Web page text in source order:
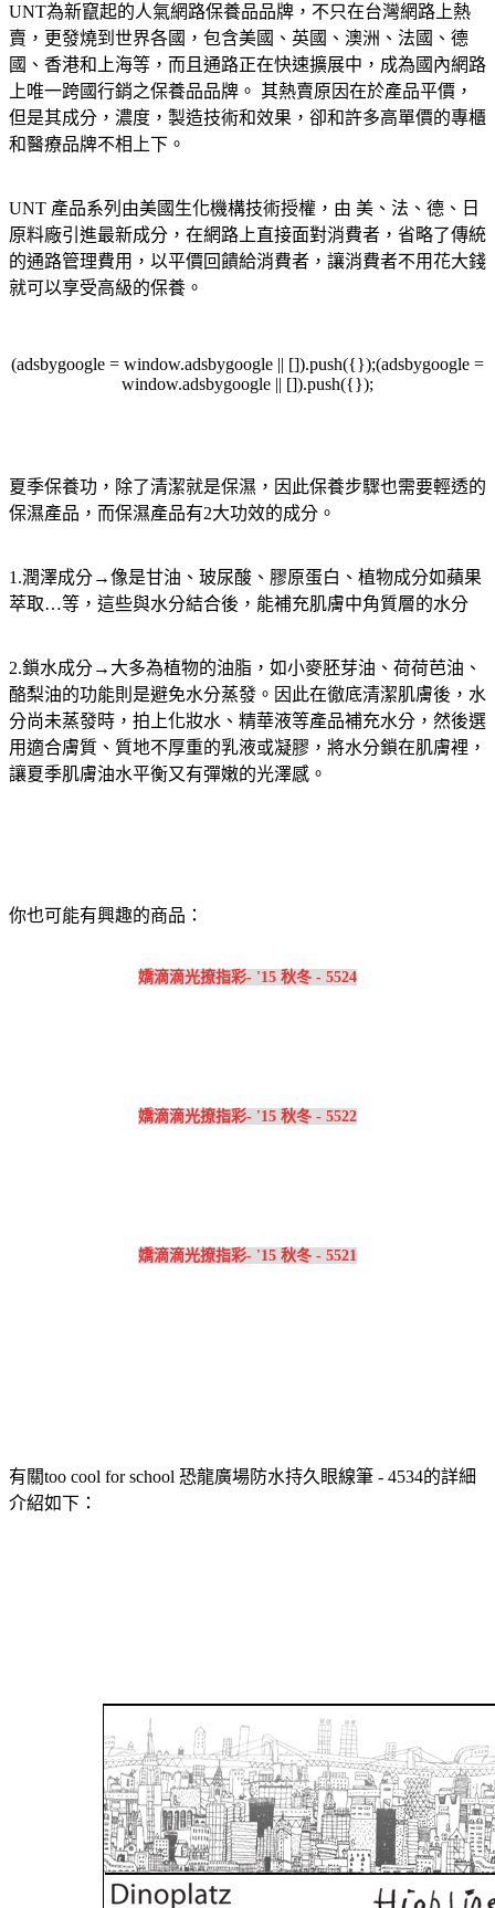
UNT為新竄起的人氣網路保養品品牌，不只在台灣網路上熱
賣，更發燒到世界各國，包含美國、英國、澳洲、法國、德
國、香港和上海等，而且通路正在快速擴展中，成為國內網路
上唯一跨國行銷之保養品品牌。 其熱賣原因在於產品平價，
但是其成分，濃度，製造技術和效果，卻和許多高單價的專櫃
和醫療品牌不相上下。
UNT 產品系列由美國生化機構技術授權，由 美、法、德、日
原料廠引進最新成分，在網路上直接面對消費者，省略了傳統
的通路管理費用，以平價回饋給消費者，讓消費者不用花大錢
就可以享受高級的保養。
(adsbygoogle = window.adsbygoogle || []).push({});(adsbygoogle =
window.adsbygoogle || []).push({});
夏季保養功，除了清潔就是保濕，因此保養步驟也需要輕透的
保濕產品，而保濕產品有2大功效的成分。
1.潤澤成分→像是甘油、玻尿酸、膠原蛋白、植物成分如蘋果
萃取…等，這些與水分結合後，能補充肌膚中角質層的水分
2.鎖水成分→大多為植物的油脂，如小麥胚芽油、荷荷芭油、
酪梨油的功能則是避免水分蒸發。因此在徹底清潔肌膚後，水
分尚未蒸發時，拍上化妝水、精華液等產品補充水分，然後選
用適合膚質、質地不厚重的乳液或凝膠，將水分鎖在肌膚裡，
讓夏季肌膚油水平衡又有彈嫩的光澤感。
你也可能有興趣的商品：
嬌滴滴光撩指彩- '15 秋冬 - 5524
嬌滴滴光撩指彩- '15 秋冬 - 5522
嬌滴滴光撩指彩- '15 秋冬 - 5521
有關too cool for school 恐龍廣場防水持久眼線筆 - 4534的詳細
介紹如下：